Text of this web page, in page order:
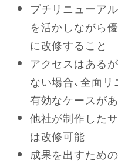
プチリニューア
を活かしながら
に改修すること
アクセスはあるが
ない場合、全面
有効なケースが
他社が制作した
は改修可能
成果を出すため